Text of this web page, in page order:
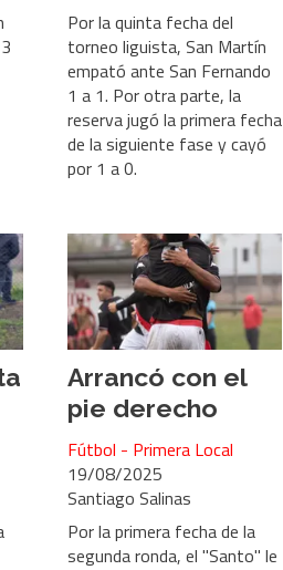
Por la quinta fecha del
torneo liguista, San Martín
empató ante San Fernando
1 a 1. Por otra parte, la
reserva jugó la primera fecha
de la siguiente fase y cayó
por 1 a 0.
Arrancó con el
pie derecho
Santiago Salinas
Fútbol - Primera Local
19/08/2025
Por la primera fecha de la
segunda ronda, el "Santo" le